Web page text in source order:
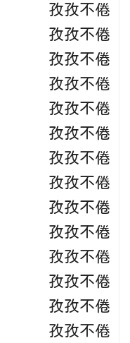
孜孜不倦
孜孜不倦
孜孜不倦
孜孜不倦
孜孜不倦
孜孜不倦
孜孜不倦
孜孜不倦
孜孜不倦
孜孜不倦
孜孜不倦
孜孜不倦
孜孜不倦
孜孜不倦